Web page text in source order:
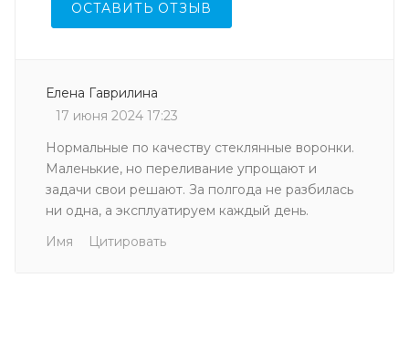
ОСТАВИТЬ ОТЗЫВ
Елена Гаврилина
17 июня 2024 17:23
Нормальные по качеству стеклянные воронки.
Маленькие, но переливание упрощают и
задачи свои решают. За полгода не разбилась
ни одна, а эксплуатируем каждый день.
Имя
Цитировать